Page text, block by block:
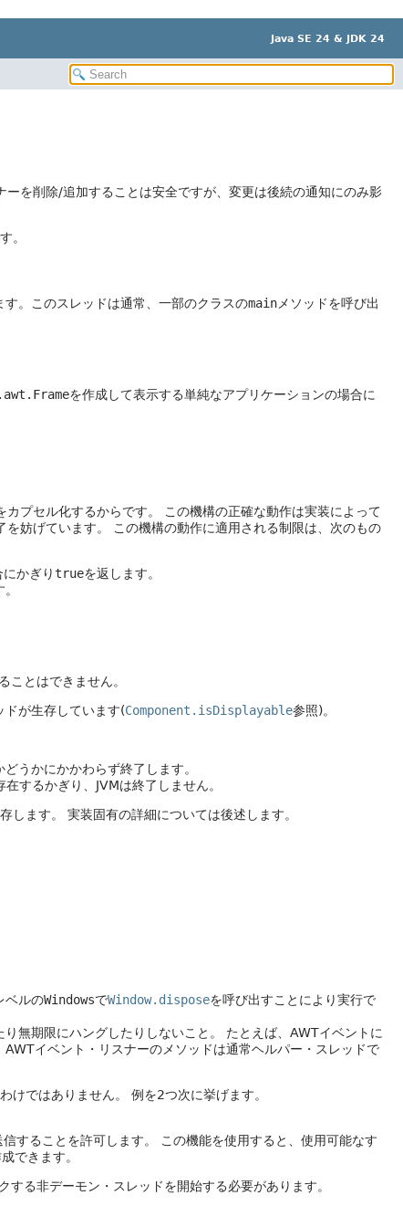
Java SE 24 & JDK 24
ーを削除/追加することは安全ですが、変更は後続の通知にのみ影
。
。このスレッドは通常、一部のクラスのmain メソッドを呼び出
を作成して表示する単純なアプリケーションの場合に
プセル化するからです。
この機構の正確な動作は実装によって
妨げています。
この機構の動作に適用される制限は、次のもの
かぎりtrueを返します。
ことはできません。
が生存しています(Component.isDisplayable参照)。
うかにかかわらず終了します。
するかぎり、JVMは終了しません。
します。
実装固有の詳細については後述します。
ベルのWindowsでWindow.disposeを呼び出すことにより実行で
無期限にハングしたりしないこと。
たとえば、AWTイベントに
AWTイベント・リスナーのメソッドは通常ヘルパー・スレッドで
けではありません。
例を2つ次に挙げます。
することを許可します。
この機能を使用すると、使用可能なす
できます。
る非デーモン・スレッドを開始する必要があります。